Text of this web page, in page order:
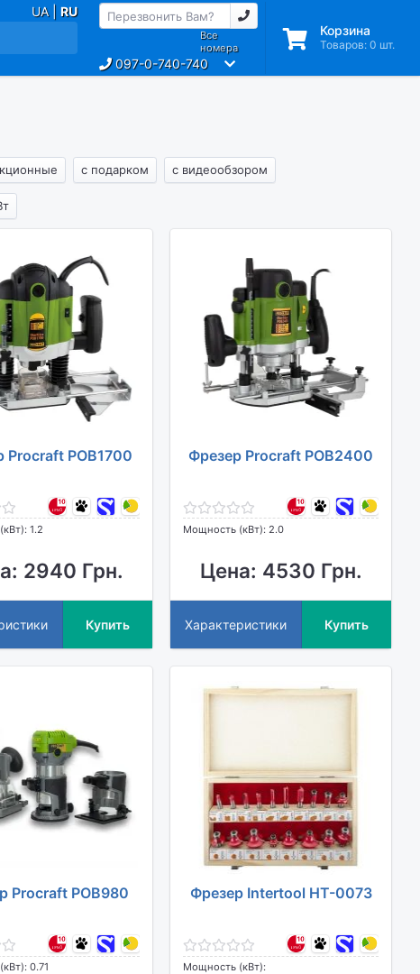
UA | RU
Все
номера
097-0-740-740
Корзина
Товаров: 0 шт.
с подарком с видеообзором
Procraft POB1700
1.2
2940 Грн.
Купить
Фрезер Procraft POB2400
Мощность (кВт): 2.0
Цена: 4530 Грн.
Характеристики Купить
Procraft POB980
0.71
Фрезер Intertool HT-0073
Мощность (кВт):